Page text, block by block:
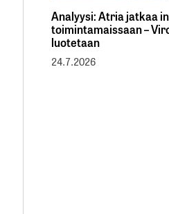
Analyysi: Atria jatkaa
toimintamaissaan –
luotetaan
24.7.2026